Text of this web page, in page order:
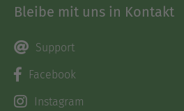
Bleibe mit uns in Kontakt
Support
Facebook
Instagram